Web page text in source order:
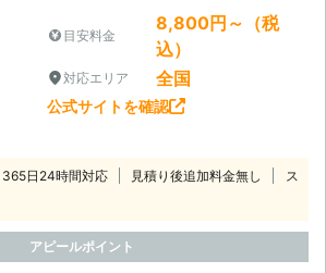
くなったとき ・ヘッドライトをつけ
てもあまり明るくない場合 ・アイド
リングストップする頻度が減っている
とき 弊社はバッテリー上がりだけで
なく、バッテリーの交換にもしっかり
談ください。 弊社「サンダーバード
ございましたら、お気軽にご連絡くだ
さい。 自動車整備のスペシャリスト
目安料金
8,800円～（税
込）
対応エリア 全国
公式サイトを確認
365日24時間対応 見積り後追加料金無し
ス
アピールポイント